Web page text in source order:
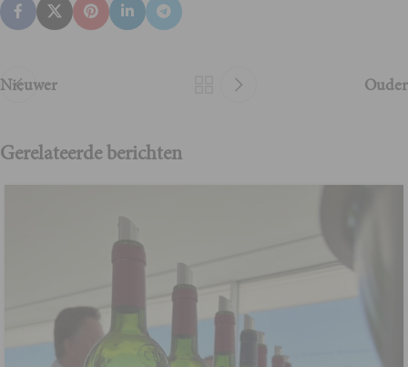
Nieuwer Ouder
Gerelateerde berichten